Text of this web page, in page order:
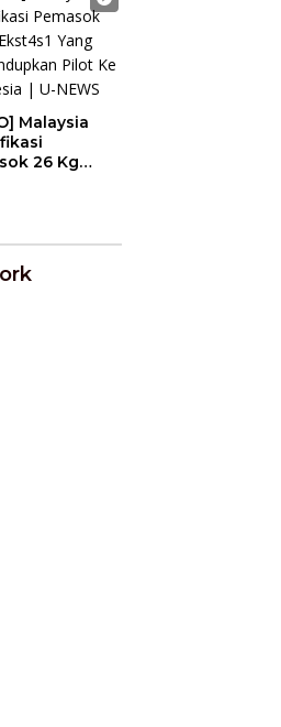
Malaysia
26 Kg